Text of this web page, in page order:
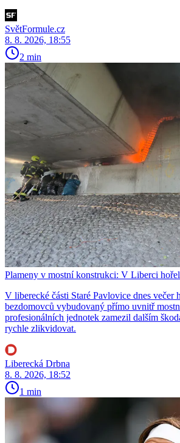
SvětFormule.cz
8. 8. 2026, 18:55
2 min
Plameny v mostní konstrukci: V Liberci
V liberecké části Staré Pavlovice dnes večer
bezdomovců vybudovaný přímo uvnitř
profesionálních jednotek zamezil dalším
rychle zlikvidovat.
Liberecká Drbna
8. 8. 2026, 18:52
1 min